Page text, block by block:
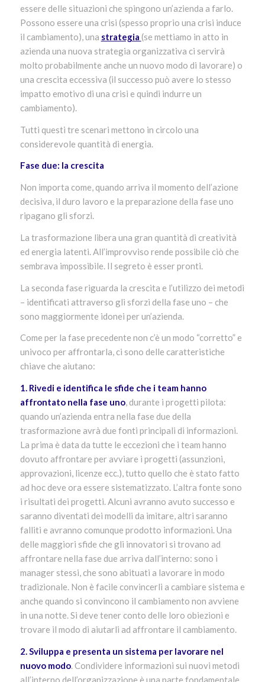
essere delle situazioni che spingono un’azienda a farlo.
Possono essere una crisi (spesso proprio una crisi induce
il cambiamento), una strategia (se mettiamo in atto in
azienda una nuova strategia organizzativa ci servirà
molto probabilmente anche un nuovo modo di lavorare) o
una crescita eccessiva (il successo può avere lo stesso
impatto emotivo di una crisi e quindi indurre un
cambiamento).
Tutti questi tre scenari mettono in circolo una
considerevole quantità di energia.
Fase due: la crescita
Non importa come, quando arriva il momento dell’azione
decisiva, il duro lavoro e la preparazione della fase uno
ripagano gli sforzi.
La trasformazione libera una gran quantità di creatività
ed energia latenti. All’improvviso rende possibile ciò che
sembrava impossibile. Il segreto è esser pronti.
La seconda fase riguarda la crescita e l’utilizzo dei metodi
– identificati attraverso gli sforzi della fase uno – che
sono maggiormente idonei per un’azienda.
Come per la fase precedente non c’è un modo “corretto” e
univoco per affrontarla, ci sono delle caratteristiche
chiave che aiutano:
1. Rivedi e identifica le sfide che i team hanno
affrontato nella fase uno, durante i progetti pilota:
quando un’azienda entra nella fase due della
trasformazione avrà due fonti principali di informazioni.
La prima è data da tutte le eccezioni che i team hanno
dovuto affrontare per avviare i progetti (assunzioni,
approvazioni, licenze ecc.), tutto quello che è stato fatto
ad hoc deve ora essere sistematizzato. L’altra fonte sono
i risultati dei progetti. Alcuni avranno avuto successo e
saranno diventati dei modelli da imitare, altri saranno
falliti e avranno comunque prodotto informazioni. Una
delle maggiori sfide che gli innovatori si trovano ad
affrontare nella fase due arriva dall’interno: sono i
manager stessi, che sono abituati a lavorare in modo
tradizionale. Non è facile convincerli a cambiare sistema e
anche quando si convincono il cambiamento non avviene
in una notte. Si deve tener conto delle loro obiezioni e
trovare il modo di aiutarli ad affrontare il cambiamento.
2. Sviluppa e presenta un sistema per lavorare nel
nuovo modo. Condividere informazioni sui nuovi metodi
all’interno dell’organizzazione è una parte fondamentale